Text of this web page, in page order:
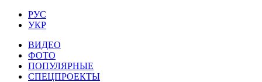
РУС
УКР
ВИДЕО
ФОТО
ПОПУЛЯРНЫЕ
СПЕЦПРОЕКТЫ